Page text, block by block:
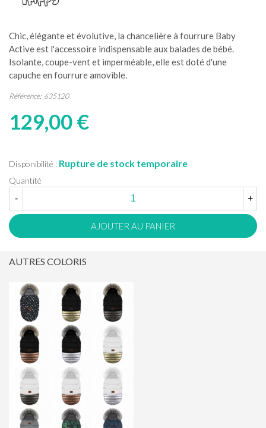
Chic, élégante et évolutive, la chancelière à fourrure Baby
Active est l'accessoire indispensable aux balades de bébé.
Isolante, coupe-vent et imperméable, elle est doté d'une
capuche en fourrure amovible.
Référence: 635120
129,00 €
Disponibilité : Rupture de stock temporaire
Quantité
-
+
AJOUTER AU PANIER
AUTRES COLORIS